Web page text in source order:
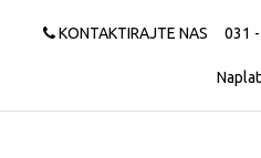
KONTAKTIRAJTE NAS 031